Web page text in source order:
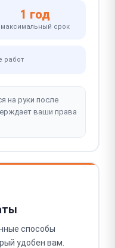
1 год
максимальный срок
работ
на руки после
ваши права
способы
удобен вам.